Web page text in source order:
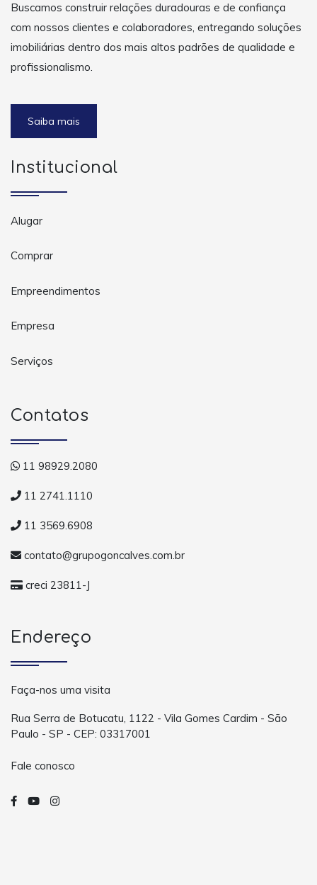
Buscamos construir relações duradouras e de confiança
com nossos clientes e colaboradores, entregando soluções
imobiliárias dentro dos mais altos padrões de qualidade e
profissionalismo.
Saiba mais
Institucional
Alugar
Comprar
Empreendimentos
Empresa
Serviços
Contatos
11 98929.2080
11 2741.1110
11 3569.6908
contato@grupogoncalves.com.br
creci 23811-J
Endereço
Faça-nos uma visita
Rua Serra de Botucatu, 1122 - Vila Gomes Cardim - São
Paulo - SP - CEP: 03317001
Fale conosco